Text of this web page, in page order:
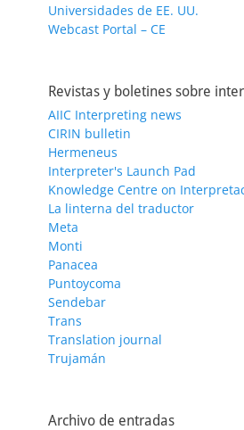
Universidades de EE. UU.
Webcast Portal – CE
Revistas y boletines sobre
AIIC Interpreting news
CIRIN bulletin
Hermeneus
Interpreter's Launch Pad
Knowledge Centre on
La linterna del traductor
Meta
Monti
Panacea
Puntoycoma
Sendebar
Trans
Translation journal
Trujamán
Archivo de entradas